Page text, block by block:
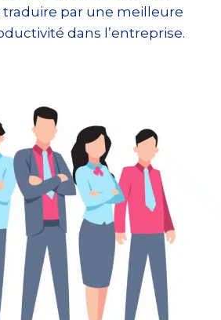
par une meilleure
dans l’entreprise.